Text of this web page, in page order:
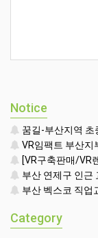
Notice
꿈길-부산지역 초중
VR임팩트 부산지부
[VR구축판매/VR렌탈행용 체험
부산 연제구 인근
부산 벡스코 직업
Category